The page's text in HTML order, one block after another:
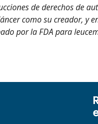
de derechos de
como su creador, y
por la FDA para